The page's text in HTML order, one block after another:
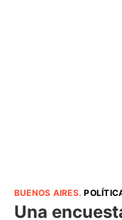
BUENOS AIRES.
Una